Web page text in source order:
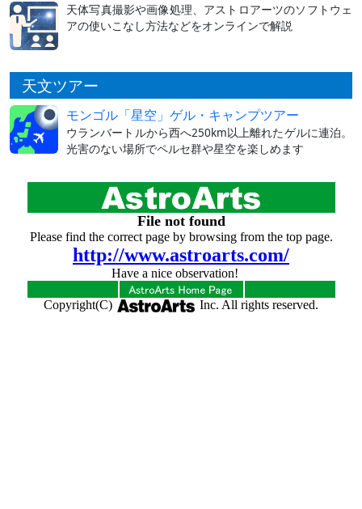
天体写真撮影や画像処理、アストロアーツのソフトウェ
アの使いこなし方法などをオンラインで解説
天文ツアー
モンゴル「星空」ゲル・キャンプツアー
ウランバートルから西へ250km以上離れたゲルに連泊。
光害のない場所でペルセ群や星空を楽しめます